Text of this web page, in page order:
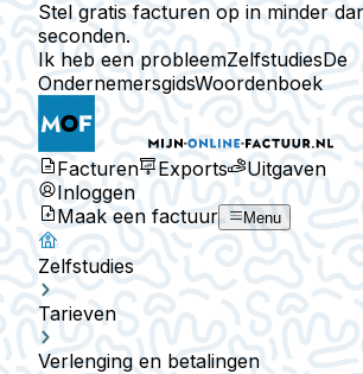
Stel gratis facturen op in minder
seconden.
Ik heb een probleemZelfstudiesDe
OndernemersgidsWoordenboek
Facturen Exports
Uitgaven
Inloggen
Maak een factuur
Menu
Zelfstudies
Tarieven
Verlenging en betalingen